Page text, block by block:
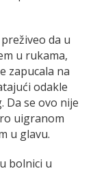
da u
u rukama,
zapucala na
odakle
Da se ovo nije
uigranom
u glavu.
bolnici u